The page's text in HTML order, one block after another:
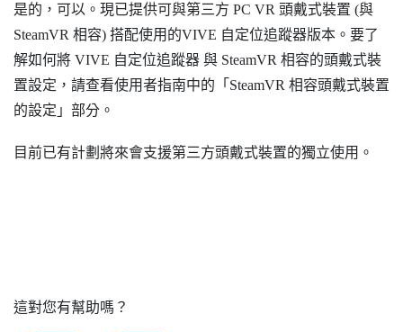
是的，可以。現已提供可與第三方 PC VR 頭戴式裝置 (與
SteamVR 相容) 搭配使用的VIVE 自定位追蹤器版本。要了
解如何將 VIVE 自定位追蹤器 與 SteamVR 相容的頭戴式裝
置設定，請查看使用者指南中的「SteamVR 相容頭戴式裝置
的設定」部分。
目前已有計劃將來會支援第三方頭戴式裝置的獨立使用。
這對您有幫助嗎？